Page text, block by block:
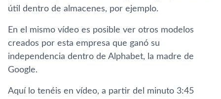
útil dentro de almacenes, por ejemplo.
En el mismo ví­deo es posible ver otros modelos
creados por esta empresa que ganó su
independencia dentro de Alphabet, la madre de
Google.
Aquí­ lo tenéis en ví­deo, a partir del minuto 3:45